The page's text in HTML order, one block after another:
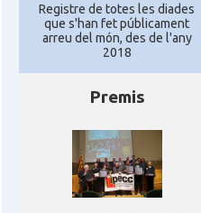
Registre de totes les diades
que s'han fet públicament
arreu del món, des de l'any
2018
Premis